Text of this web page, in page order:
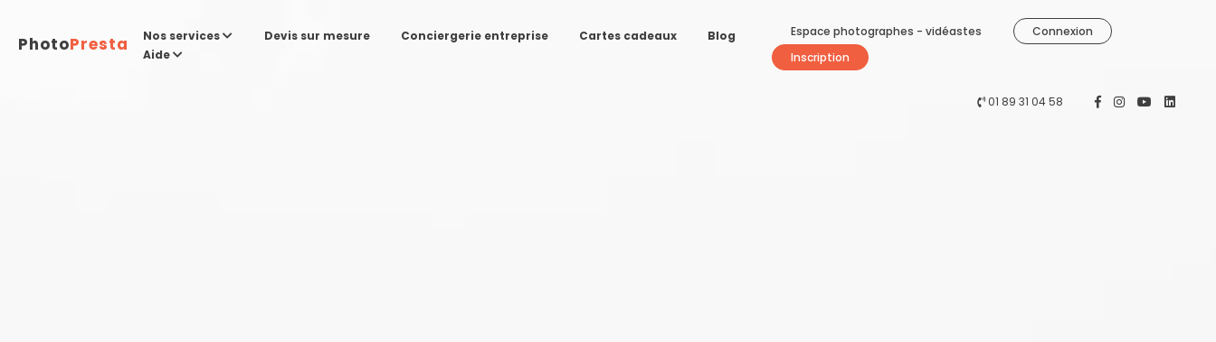
PhotoPresta Nos services Devis sur mesure Conciergerie entreprise Cartes cadeaux
Blog
Aide
Espace photographes - vidéastes
Connexion
Inscription
01 89 31 04 58